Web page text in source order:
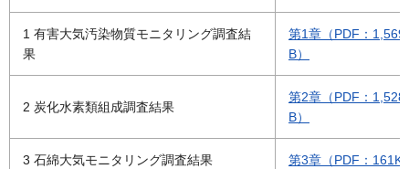
1 有害大気汚染物質モニタリング調査結
果
第1章（PDF：
B）
2 炭化水素類組成調査結果
第2章（PDF：
B）
3 石綿大気モニタリング調査結果 第3章（PDF：